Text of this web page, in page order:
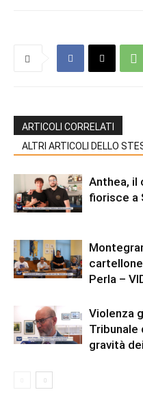
ARTICOLI CORRELATI
ALTRI ARTICOLI DELLO
Anthea, il
fiorisce a
Perla –
Violenza
Tribunale
gravità